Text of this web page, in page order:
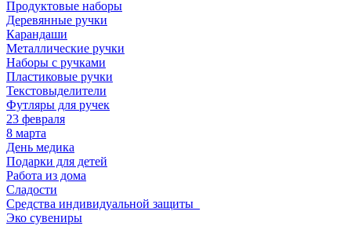
Продуктовые наборы
Деревянные ручки
Карандаши
Металлические ручки
Наборы с ручками
Пластиковые ручки
Текстовыделители
Футляры для ручек
23 февраля
8 марта
День медика
Подарки для детей
Работа из дома
Сладости
Средства индивидуальной защиты_
Эко сувениры